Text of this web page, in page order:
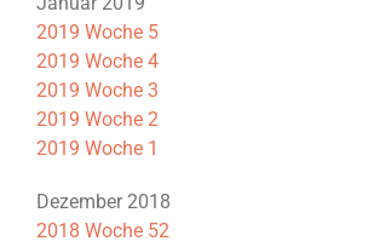
2019 Woche 5
2019 Woche 4
2019 Woche 3
2019 Woche 2
2019 Woche 1
Dezember 2018
2018 Woche 52